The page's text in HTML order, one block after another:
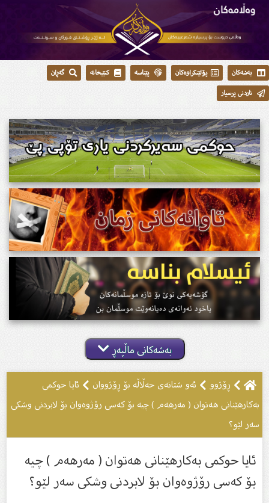
بەشەکان پۆلێنکراوەکان پێناسە کتێبخانە
گەڕان
ناردنی پرسیار
بەشەکانی ماڵپەڕ
ڕۆژوو ئەو شتانەى حەڵاڵە بۆ ڕۆژووان
ئایا حوكمی
بەكارهێنانی هەتوان ( مەرهەم ) چیە بۆ كەسی رۆژوەوان بۆ لابردنی وشكی
سەر لێو؟
ئایا حوكمی بەكارهێنانی هەتوان ( مەرهەم ) چیە
بۆ كەسی رۆژوەوان بۆ لابردنی وشكی سەر لێو؟